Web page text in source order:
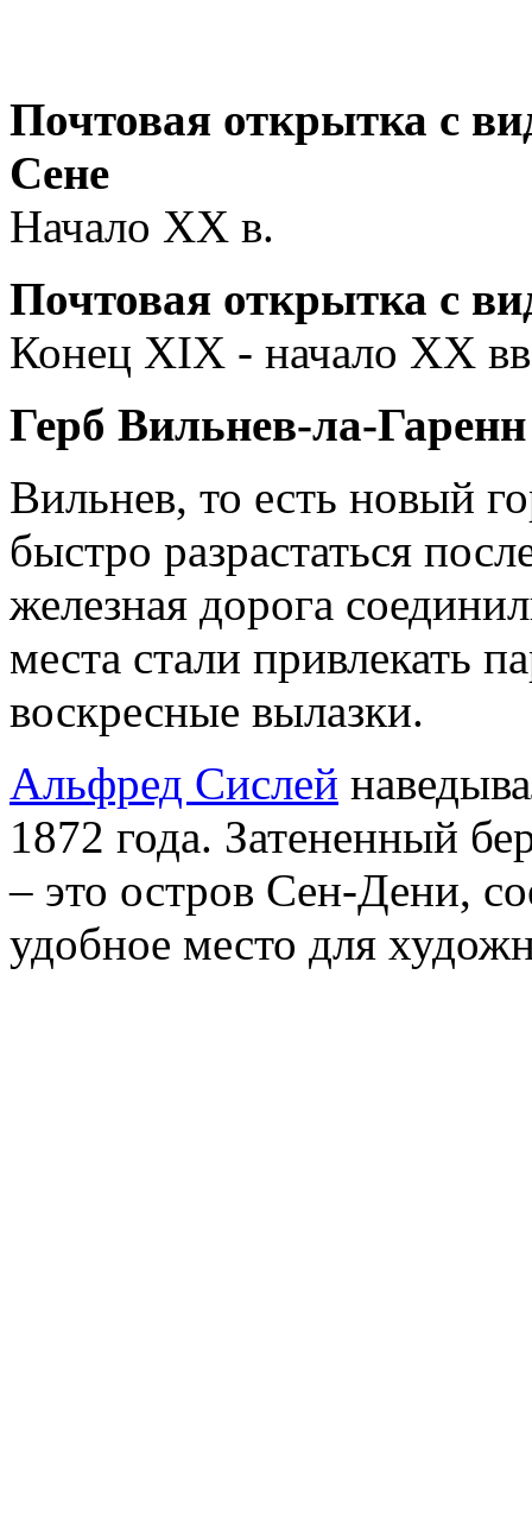
Почтовая открытка с
Сене
Начало ХХ в.
Почтовая открытка с
Конец ХIХ - начало ХХ
Герб Вильнев-ла-Гаренн
Вильнев, то есть новый
быстро разрастаться
железная дорога
места стали привлекать
воскресные вылазки.
Альфред Сислей
1872 года. Затененный
– это остров Сен-Дени,
удобное место для